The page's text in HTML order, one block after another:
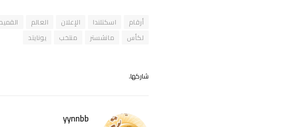
أرقام اسكتلندا الإعلان العالم
لكأس
مانشستر منتخب يونايتد
شاركها.
yynnbb